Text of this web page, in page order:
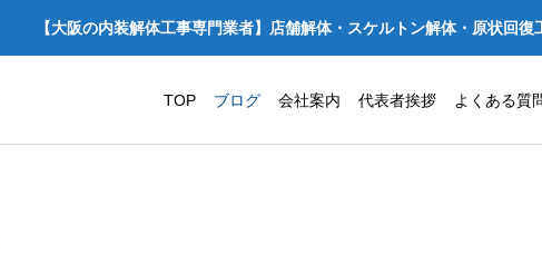
【大阪の内装解体工事専門業者】店舗解体・スケルトン解体・原状回
TOP ブログ 会社案内 代表者挨拶 よくある